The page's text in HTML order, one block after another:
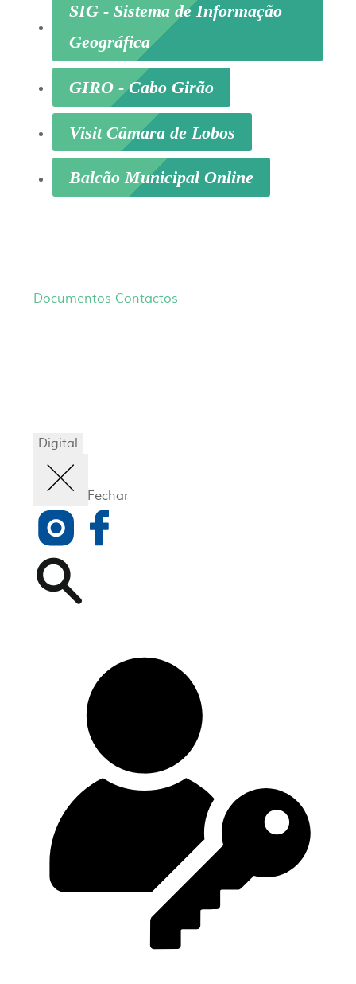
SIG - Sistema de Informação
Geográfica
GIRO - Cabo Girão
Visit Câmara de Lobos
Balcão Municipal Online
Documentos Contactos
Digital
Fechar